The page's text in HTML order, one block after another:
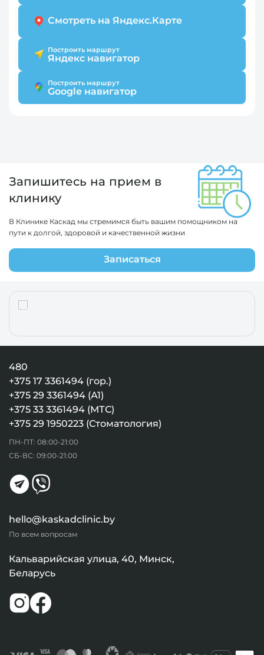
Смотреть на Яндекс.Карте
Построить маршрут
Яндекс навигатор
Построить маршрут
Google навигатор
Запишитесь на прием в
клинику
В Клинике Каскад мы стремимся быть вашим помощником на
пути к долгой, здоровой и качественной жизни
Записаться
480
+375 17 3361494 (гор.)
+375 29 3361494 (А1)
+375 33 3361494 (МТС)
+375 29 1950223 (Стоматология)
ПН-ПТ: 08:00-21:00
СБ-ВС: 09:00-21:00
hello@kaskadclinic.by
По всем вопросам
Кальварийская улица, 40, Минск,
Беларусь